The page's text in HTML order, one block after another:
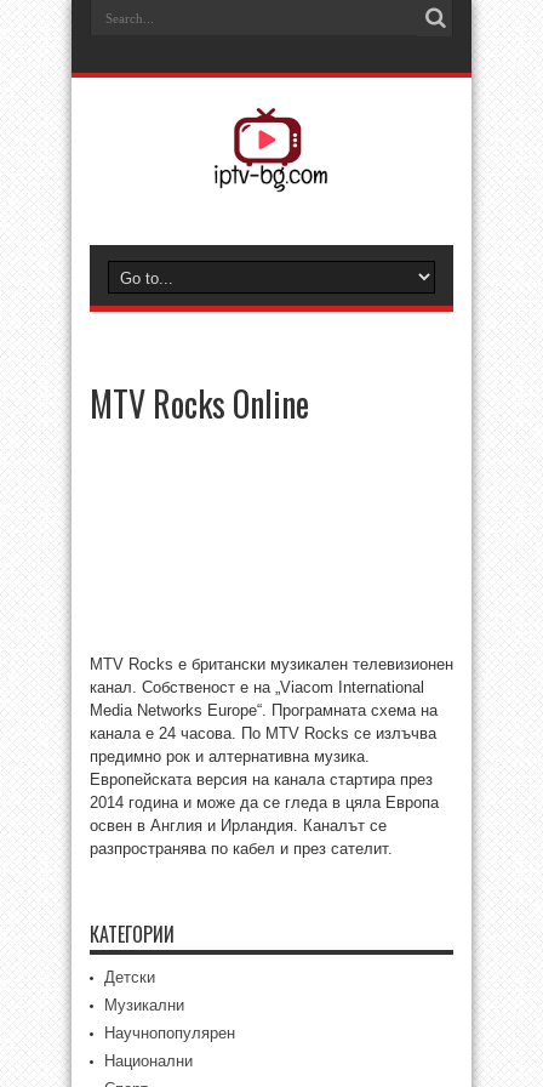
MTV Rocks Online
MTV Rocks е британски музикален телевизионен
канал. Собственост е на „Viacom International
Media Networks Europe“. Програмната схема на
канала е 24 часова. По MTV Rocks се излъчва
предимно рок и алтернативна музика.
Европейската версия на канала стартира през
2014 година и може да се гледа в цяла Европа
освен в Англия и Ирландия. Каналът се
разпространява по кабел и през сателит.
КАТЕГОРИИ
Детски
Музикални
Научнопопулярен
Национални